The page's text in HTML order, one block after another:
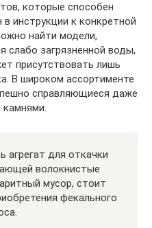
которые способен
в инструкции к конкретной
найти модели,
слабо загрязненной воды,
присутствовать лишь
В широком ассортименте
справляющиеся даже
камнями.
агрегат для откачки
волокнистые
мусор, стоит
фекального